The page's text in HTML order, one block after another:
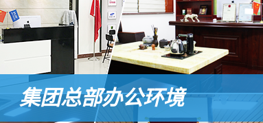
集团总部办公环境